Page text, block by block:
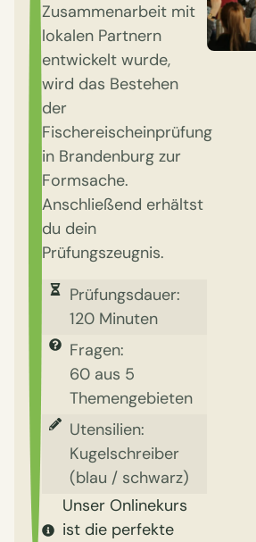
Zusammenarbeit mit
lokalen Partnern
entwickelt wurde,
wird das Bestehen
der
Fischereischeinprüfung
in Brandenburg zur
Formsache.
Anschließend erhältst
du dein
Prüfungszeugnis.
Prüfungsdauer:
120 Minuten
Fragen:
60 aus 5
Themengebieten
Utensilien:
Kugelschreiber
(blau / schwarz)
Unser Onlinekurs
ist die perfekte